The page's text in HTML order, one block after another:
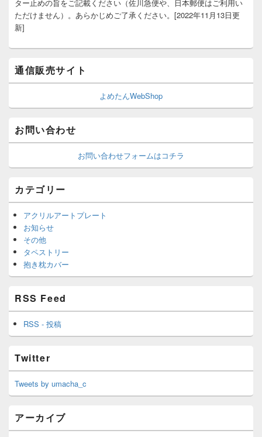
ター止めの旨をご記載ください（佐川急便や、日本郵便はご利用い
ただけません）。あらかじめご了承ください。[2022年11月13日更
新]
通信販売サイト
よめたんWebShop
お問い合わせ
お問い合わせフォームはコチラ
カテゴリー
アクリルアートプレート
お知らせ
その他
タペストリー
抱き枕カバー
RSS Feed
RSS - 投稿
Twitter
Tweets by umacha_c
アーカイブ